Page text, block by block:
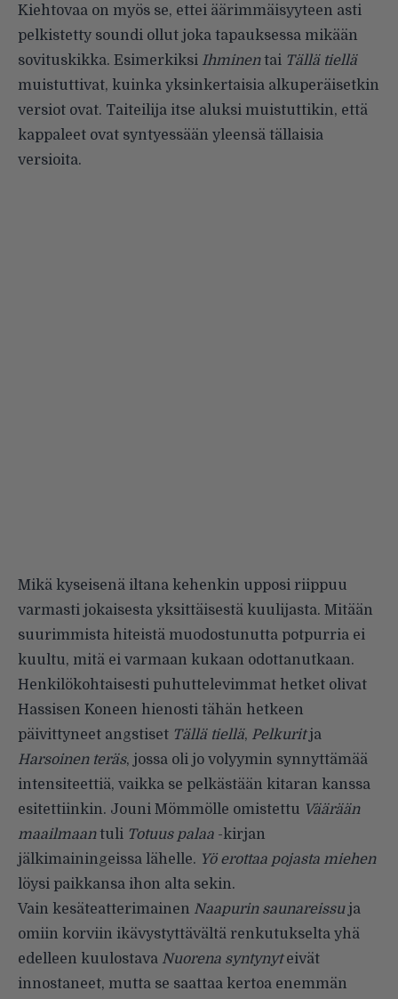
Kiehtovaa on myös se, ettei äärimmäisyyteen asti
pelkistetty soundi ollut joka tapauksessa mikään
sovituskikka. Esimerkiksi Ihminentai Tällä tiellä
muistuttivat, kuinka yksinkertaisia alkuperäisetkin
versiot ovat. Taiteilija itse aluksi muistuttikin, että
kappaleet ovat syntyessään yleensä tällaisia
versioita.
Mikä kyseisenä iltana kehenkin upposi riippuu
varmasti jokaisesta yksittäisestä kuulijasta. Mitään
suurimmista hiteistä muodostunutta potpurria ei
kuultu, mitä ei varmaan kukaan odottanutkaan.
Henkilökohtaisesti puhuttelevimmat hetket olivat
Hassisen Koneen hienosti tähän hetkeen
päivittyneet angstiset Tällä tiellä, Pelkuritja
Harsoinen teräs, jossa oli jo volyymin synnyttämää
intensiteettiä, vaikka se pelkästään kitaran kanssa
esitettiinkin. Jouni Mömmölle omistettu Väärään
maailmaantuli Totuus palaa -kirjan
jälkimainingeissa lähelle. Yö erottaa pojasta miehen
löysi paikkansa ihon alta sekin.
Vain kesäteatterimainen Naapurin saunareissuja
omiin korviin ikävystyttävältä renkutukselta yhä
edelleen kuulostava Nuorena syntynyteivät
innostaneet, mutta se saattaa kertoa enemmän